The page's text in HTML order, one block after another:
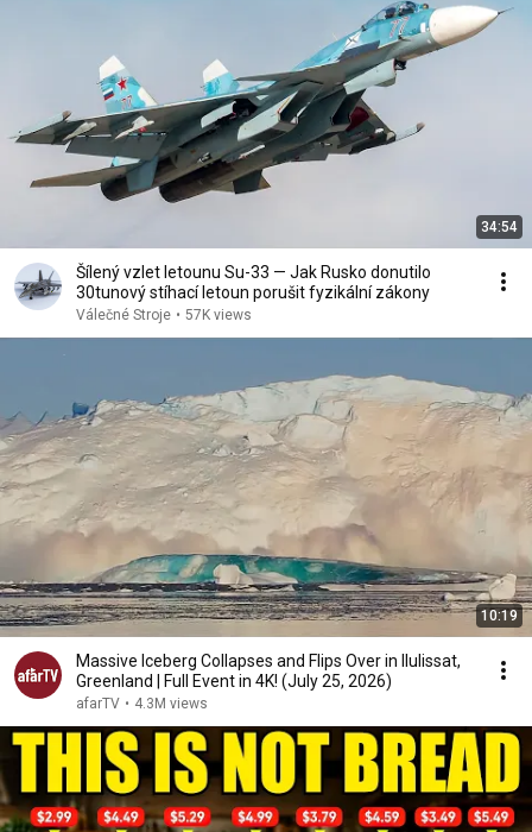
34:54
Šílený vzlet letounu Su-33 — Jak Rusko donutilo
30tunový stíhací letoun porušit fyzikální zákony
Válečné Stroje • 57K views
10:19
Massive Iceberg Collapses and Flips Over in Ilulissat,
Greenland | Full Event in 4K! (July 25, 2026)
afarTV • 4.3M views